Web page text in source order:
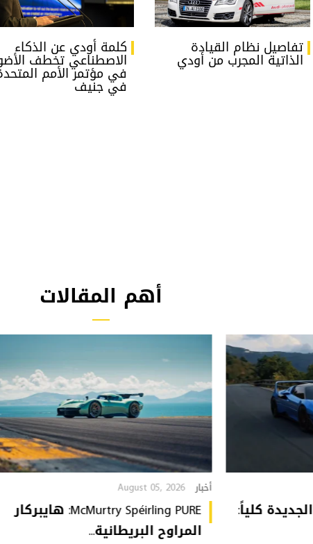
تفاصيل نظام القيادة
الذاتية المجرب من أودي
كلمة أودي عن الذكاء
الاصطناعي تخطف
في مؤتمر الأمم
في جنيف
أهم المقالات
Silvestri MN 40 Tributo الجديدة كلياً:
أخبار August 05, 2026
McMurtry Spéirling PURE: هايبركار
المراوح البريطانية...